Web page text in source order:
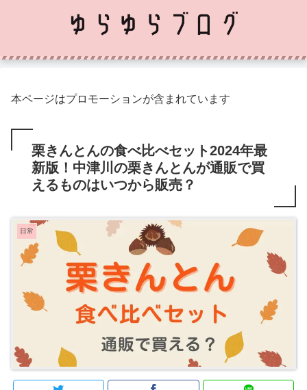
本ページはプロモーションが含まれています
栗きんとんの食べ比べセット2024年最
新版！中津川の栗きんとんが通販で買
えるものはいつから販売？
日常